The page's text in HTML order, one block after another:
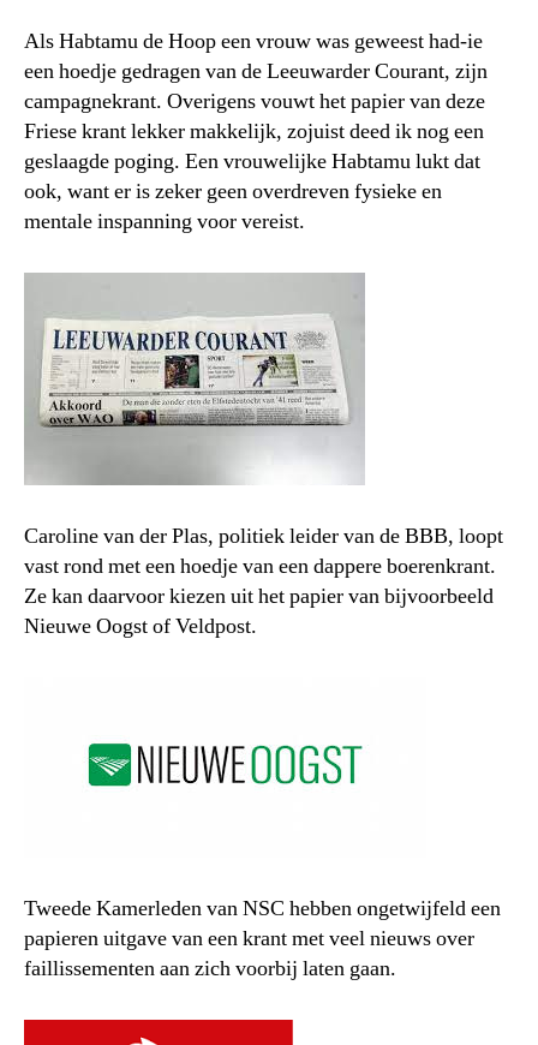
Als Habtamu de Hoop een vrouw was geweest had-ie
een hoedje gedragen van de Leeuwarder Courant, zijn
campagnekrant. Overigens vouwt het papier van deze
Friese krant lekker makkelijk, zojuist deed ik nog een
geslaagde poging. Een vrouwelijke Habtamu lukt dat
ook, want er is zeker geen overdreven fysieke en
mentale inspanning voor vereist.
Caroline van der Plas, politiek leider van de BBB, loopt
vast rond met een hoedje van een dappere boerenkrant.
Ze kan daarvoor kiezen uit het papier van bijvoorbeeld
Nieuwe Oogst of Veldpost.
Tweede Kamerleden van NSC hebben ongetwijfeld een
papieren uitgave van een krant met veel nieuws over
faillissementen aan zich voorbij laten gaan.